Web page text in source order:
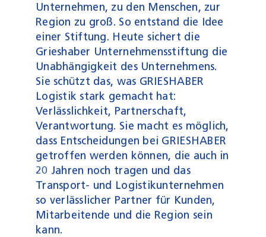
Unternehmen, zu den Menschen, zur
Region zu groß. So entstand die Idee
einer Stiftung. Heute sichert die
Grieshaber Unternehmensstiftung die
Unabhängigkeit des Unternehmens.
Sie schützt das, was GRIESHABER
Logistik stark gemacht hat:
Verlässlichkeit, Partnerschaft,
Verantwortung. Sie macht es möglich,
dass Entscheidungen bei GRIESHABER
getroffen werden können, die auch in
20 Jahren noch tragen und das
Transport- und Logistikunternehmen
so verlässlicher Partner für Kunden,
Mitarbeitende und die Region sein
kann.